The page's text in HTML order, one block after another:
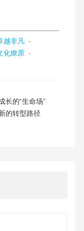
越非凡 -
化燎原 -
长的“生命场”
的转型路径